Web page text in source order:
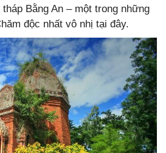
Bằng An – một trong những
độc nhất vô nhị tại đây.